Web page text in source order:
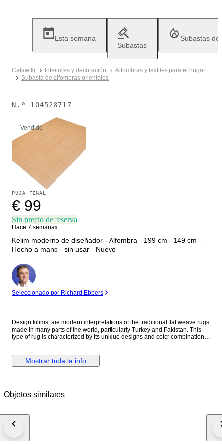
Esta semana
Subastas
Subastas
Catawiki Interiores y decoración
Alfombras y textiles para el hogar
Subasta de alfombras orientales
N.º 104528717
Vendido
PUJA FINAL
€ 99
Sin precio de reserva
Hace 7 semanas
Kelim moderno de diseñador - Alfombra - 199 cm - 149 cm -
Hecho a mano - sin usar - Nuevo
Experto
Seleccionado por Richard Ebbers
Design kilims, are modern interpretations of the traditional flat weave rugs
made in many parts of the world, particularly Turkey and Pakistan. This
type of rug is characterized by its unique designs and color combinations
from small living room rugs to large room rugs. They go well with modern,
Scandinavian, bohemian or even industrial-inspired living styles. With
areas and are easy to clean. The charm of design kilims also lies in the
rugs embody a piece of craftsmanship and tradition combined with
pleasant quality and durability. Due to their special weaving technique,
many years. In summary, design kilims are a great way to add that certain
Mostrar toda la info
Objetos similares